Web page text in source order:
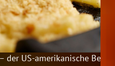
– der US-amerikanische